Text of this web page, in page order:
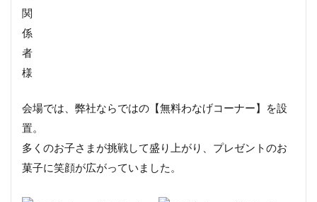
関
係
者
様
会場では、弊社ならではの【無料わなげコーナー】を設
置。
多くのお子さまが挑戦して盛り上がり、プレゼントのお
菓子に笑顔が広がっていました。